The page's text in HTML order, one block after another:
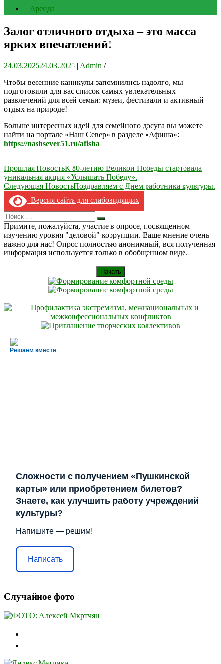
Аренда
Залог отличного отдыха – это масса
ярких впечатлений!
24.03.202524.03.2025 | Admin /
Чтобы весенние каникулы запомнились надолго, мы
подготовили для вас список самых увлекательных
развлечений для всей семьи: музеи, фестивали и активный
отдых на природе!
Больше интересных идей для семейного досуга вы можете
найти на портале «Наш Север» в разделе «Афиша»:
https://nashsever51.ru/afisha
Навигация
по
записям
Прошлая НовостьК 80-летию Великой Победы стартовала
уникальная акция «Услышать Победу».
Следующая НовостьПоздравляем с Днем работника культуры.
Версия сайта для слабовидящих
Search
for:
Искать
Примите, пожалуйста, участие в опросе, посвященном
изучению уровня "деловой" коррупции. Ваше мнение очень
важно для нас! Опрос полностью анонимный, вся полученная
информация используется только в обобщенном виде.
Начать
Решаем вместе
Сложности с получением «Пушкинской
карты» или приобретением билетов?
Знаете, как улучшить работу учреждений
культуры?
Напишите — решим!
Написать
Случайное фото